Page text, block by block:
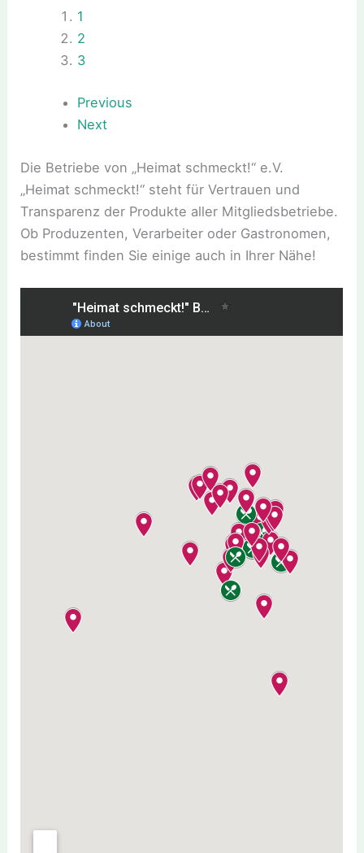
1
2
3
Previous
Next
Die Betriebe von „Heimat schmeckt!“ e.V.
„Heimat schmeckt!“ steht für Vertrauen und
Transparenz der Produkte aller Mitgliedsbetriebe.
Ob Produzenten, Verarbeiter oder Gastronomen,
bestimmt finden Sie einige auch in Ihrer Nähe!